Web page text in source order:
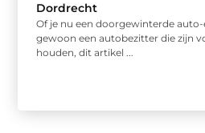
Dordrecht
Of je nu een doorgewinterde
gewoon een autobezitter die zijn
houden, dit artikel ...